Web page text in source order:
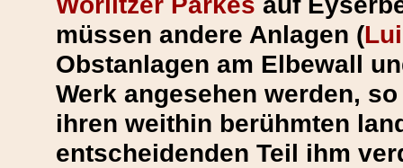
müssen andere Anlagen (
Obstanlagen am Elbewall
Werk angesehen werden,
ihren weithin berühmten
entscheidenden Teil ihm